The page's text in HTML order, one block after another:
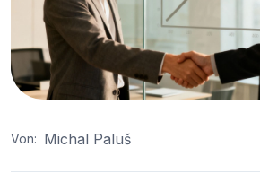
Von: Michal Paluš